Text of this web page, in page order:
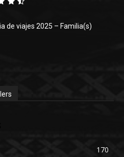
de viajes 2025 – Familia(s)
170